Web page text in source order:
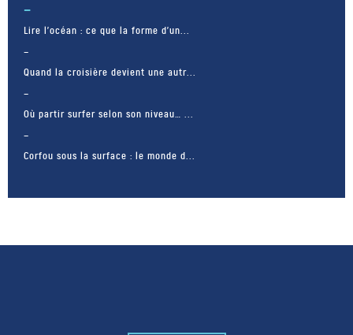
Lire l’océan : ce que la forme d’un...
Quand la croisière devient une autr...
Où partir surfer selon son niveau… ...
Corfou sous la surface : le monde d...